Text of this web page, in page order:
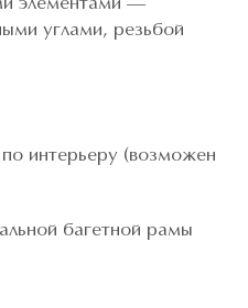
элементами —
углами, резьбой
интерьеру (возможен
багетной рамы